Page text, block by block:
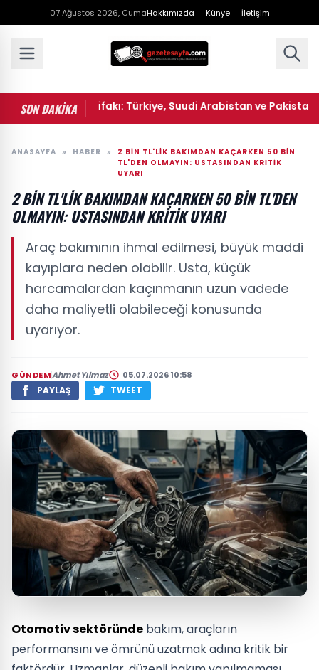
07 Ağustos 2026, CumaHakkımızda Künye İletişim
SON DAKİKA
savunma ittifakı: Türkiye, Suudi Arabistan ve Pakistan'dan
ANASAYFA » HABER »
2 BIN TL'LIK BAKIMDAN KAÇARKEN 50 BIN
TL'DEN OLMAYIN: USTASINDAN KRITIK
UYARI
2 BIN TL'LIK BAKIMDAN KAÇARKEN 50 BIN TL'DEN
OLMAYIN: USTASINDAN KRITIK UYARI
Araç bakımının ihmal edilmesi, büyük maddi
kayıplara neden olabilir. Usta, küçük
harcamalardan kaçınmanın uzun vadede
daha maliyetli olabileceği konusunda
uyarıyor.
GÜNDEMAhmet Yılmaz 05.07.2026 10:58
PAYLAŞ TWEET
Otomotiv sektöründe bakım, araçların
performansını ve ömrünü uzatmak adına kritik bir